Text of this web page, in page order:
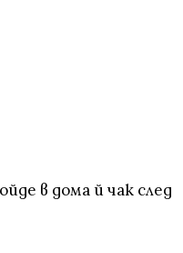
в дома й чак след